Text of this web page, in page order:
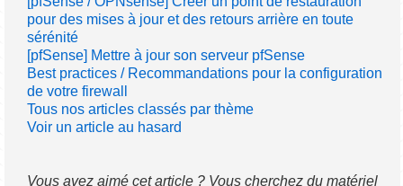
pour des mises à jour et des retours arrière en toute
sérénité
[pfSense] Mettre à jour son serveur pfSense
Best practices / Recommandations pour la configuration
de votre firewall
Tous nos articles classés par thème
Voir un article au hasard
Vous avez aimé cet article ? Vous cherchez du matériel